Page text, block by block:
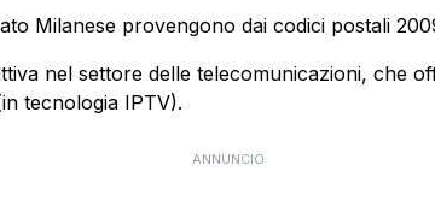
Milanese provengono dai codici postali
nel settore delle telecomunicazioni, che
tecnologia IPTV).
ANNUNCIO